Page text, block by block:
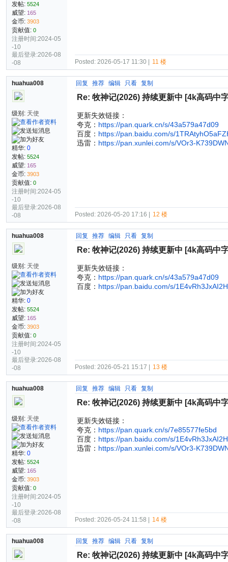
发帖: 5524
威望: 165
金币: 3903
贡献值: 0
注册时间:2024-05
-10
最后登录:2026-08
-08
Posted: 2026-05-17 11:30 | 11 楼
huahua008
级别: 天使
精华: 0
发帖: 5524
威望: 165
金币: 3903
贡献值: 0
注册时间:2024-05
-10
最后登录:2026-08
-08
回复 推荐 编辑 只看 复制
Re: 牧神记(2026) 持续更新中 [4k高码中
更新失效链接：
夸克： https://pan.quark.cn/s/43a579a47d09
百度： https://pan.baidu.com/s/
迅雷： https://pan.xunlei.com/s/VOr3-
Posted: 2026-05-20 17:16 | 12 楼
huahua008
级别: 天使
精华: 0
发帖: 5524
威望: 165
金币: 3903
贡献值: 0
注册时间:2024-05
-10
最后登录:2026-08
-08
回复 推荐 编辑 只看 复制
Re: 牧神记(2026) 持续更新中 [4k高码中
更新失效链接：
夸克： https://pan.quark.cn/s/43a579a47d09
百度： https://pan.baidu.com/s/
Posted: 2026-05-21 15:17 | 13 楼
huahua008
级别: 天使
精华: 0
发帖: 5524
威望: 165
金币: 3903
贡献值: 0
注册时间:2024-05
-10
最后登录:2026-08
-08
回复 推荐 编辑 只看 复制
Re: 牧神记(2026) 持续更新中 [4k高码中
更新失效链接：
夸克： https://pan.quark.cn/s/7e85577fe5bd
百度： https://pan.baidu.com/s/
迅雷： https://pan.xunlei.com/s/VOr3-
Posted: 2026-05-24 11:58 | 14 楼
huahua008 回复 推荐 编辑 只看 复制
Re: 牧神记(2026) 持续更新中 [4k高码中